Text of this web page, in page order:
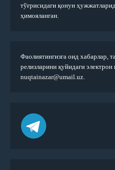
тўғрисидаги қонун
ҳимояланган.
Фаолиятингизга оид хабарлар,
релизларини қуйидаги
nuqtainazar@umail.uz.